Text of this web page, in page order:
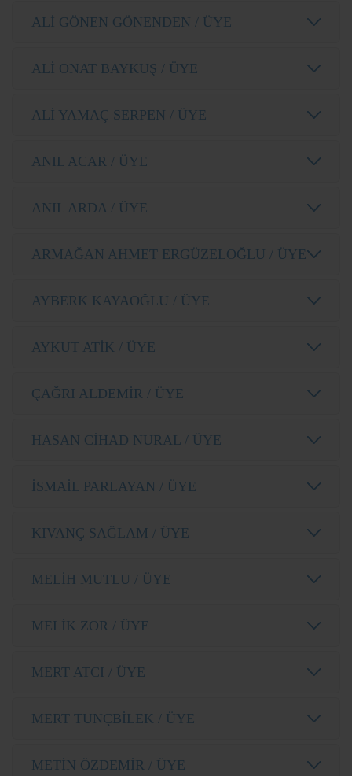
ALİ GÖNEN GÖNENDEN / ÜYE
ALİ ONAT BAYKUŞ / ÜYE
ALİ YAMAÇ SERPEN / ÜYE
ANIL ACAR / ÜYE
ANIL ARDA / ÜYE
ARMAĞAN AHMET ERGÜZELOĞLU / ÜYE
AYBERK KAYAOĞLU / ÜYE
AYKUT ATİK / ÜYE
ÇAĞRI ALDEMİR / ÜYE
HASAN CİHAD NURAL / ÜYE
İSMAİL PARLAYAN / ÜYE
KIVANÇ SAĞLAM / ÜYE
MELİH MUTLU / ÜYE
MELİK ZOR / ÜYE
MERT ATCI / ÜYE
MERT TUNÇBİLEK / ÜYE
METİN ÖZDEMİR / ÜYE